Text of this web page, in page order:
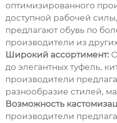
оптимизированного
доступной рабочей
предлагают обувь по
производители из
Широкий ассортимент:
до элегантных туфель,
производители
разнообразие стилей,
Возможность
производители